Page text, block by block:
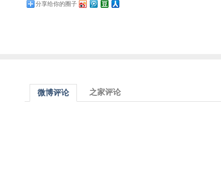
分享给你的圈子
微博评论 之家评论